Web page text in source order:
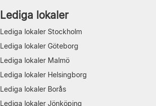
Lediga lokaler
Lediga lokaler Stockholm
Lediga lokaler Göteborg
Lediga lokaler Malmö
Lediga lokaler Helsingborg
Lediga lokaler Borås
Lediga lokaler Jönköping